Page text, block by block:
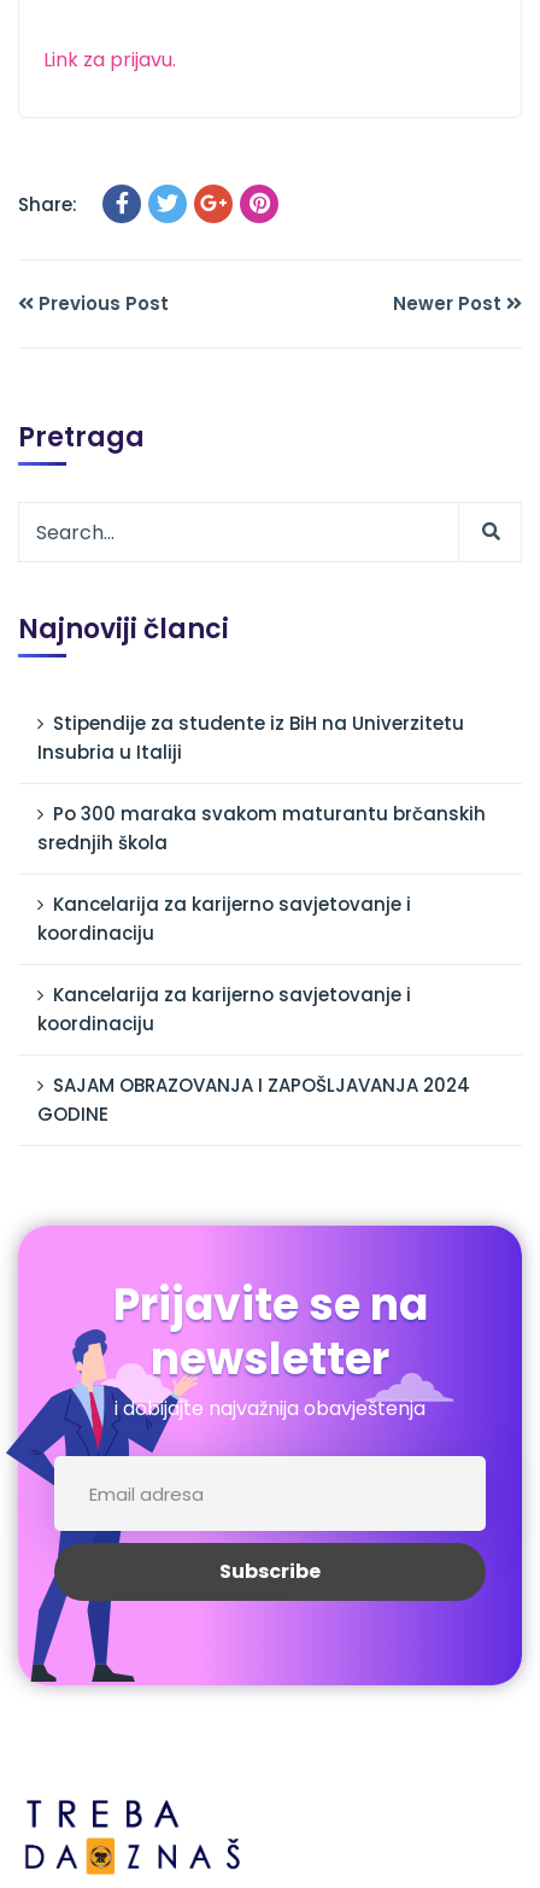
Link za prijavu.
Share:
Previous Post Newer Post
Pretraga
Najnoviji članci
Stipendije za studente iz BiH na Univerzitetu
Insubria u Italiji
Po 300 maraka svakom maturantu brčanskih
srednjih škola
Kancelarija za karijerno savjetovanje i
koordinaciju
Kancelarija za karijerno savjetovanje i
koordinaciju
SAJAM OBRAZOVANJA I ZAPOŠLJAVANJA 2024
GODINE
Prijavite se na
newsletter
i dobijajte najvažnija obavještenja